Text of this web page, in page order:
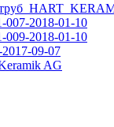
007-2018-01-10
009-2018-01-10
09-07
AG